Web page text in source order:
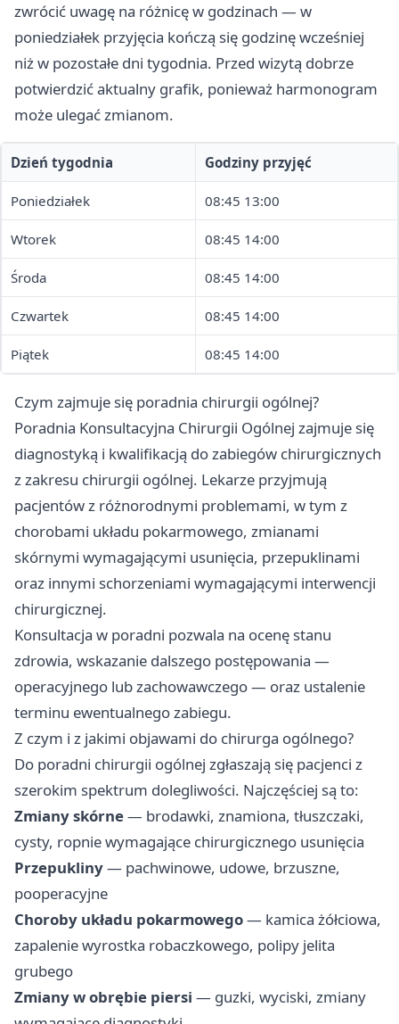
zwrócić uwagę na różnicę w godzinach — w
poniedziałek przyjęcia kończą się godzinę wcześniej
niż w pozostałe dni tygodnia. Przed wizytą dobrze
potwierdzić aktualny grafik, ponieważ harmonogram
może ulegać zmianom.
Dzień tygodnia Godziny przyjęć
Poniedziałek 08:45 13:00
Wtorek 08:45 14:00
Środa 08:45 14:00
Czwartek 08:45 14:00
Piątek 08:45 14:00
Czym zajmuje się poradnia chirurgii ogólnej?
Poradnia Konsultacyjna Chirurgii Ogólnej zajmuje się
diagnostyką i kwalifikacją do zabiegów chirurgicznych
z zakresu chirurgii ogólnej. Lekarze przyjmują
pacjentów z różnorodnymi problemami, w tym z
chorobami układu pokarmowego, zmianami
skórnymi wymagającymi usunięcia, przepuklinami
oraz innymi schorzeniami wymagającymi interwencji
chirurgicznej.
Konsultacja w poradni pozwala na ocenę stanu
zdrowia, wskazanie dalszego postępowania —
operacyjnego lub zachowawczego — oraz ustalenie
terminu ewentualnego zabiegu.
Z czym i z jakimi objawami do chirurga ogólnego?
Do poradni chirurgii ogólnej zgłaszają się pacjenci z
szerokim spektrum dolegliwości. Najczęściej są to:
Zmiany skórne— brodawki, znamiona, tłuszczaki,
cysty, ropnie wymagające chirurgicznego usunięcia
Przepukliny— pachwinowe, udowe, brzuszne,
pooperacyjne
Choroby układu pokarmowego— kamica żółciowa,
zapalenie wyrostka robaczkowego, polipy jelita
grubego
Zmiany w obrębie piersi — guzki, wyciski, zmiany